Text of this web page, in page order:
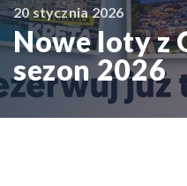
20 stycznia 2026
Nowe loty z
sezon 2026